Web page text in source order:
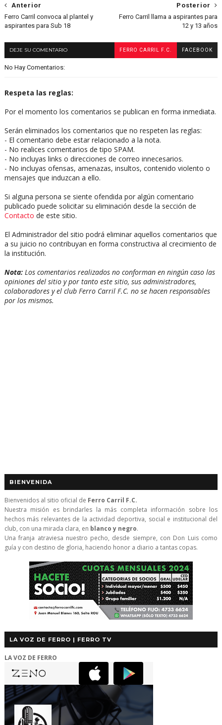
Posterior
Ferro Carril llama a aspirantes para
12 y 13 años
Anterior
Ferro Carril convoca al plantel y
aspirantes para Sub 18
DEJE SU COMENTARIO FERRO CARRIL F.C. FACEBOOK
No Hay Comentarios:
Respeta las reglas:
Por el momento los comentarios se publican en forma inmediata.
Serán eliminados los comentarios que no respeten las reglas:
- El comentario debe estar relacionado a la nota.
- No realices comentarios de tipo SPAM.
- No incluyas links o direcciones de correo innecesarios.
- No incluyas ofensas, amenazas, insultos, contenido violento o
mensajes que induzcan a ello.
Si alguna persona se siente ofendida por algún comentario
publicado puede solicitar su eliminación desde la sección de
Contacto de este sitio.
El Administrador del sitio podrá eliminar aquellos comentarios que
a su juicio no contribuyan en forma constructiva al crecimiento de
la institución.
Nota:Los comentarios realizados no conforman en ningún caso las
opiniones del sitio y por tanto este sitio, sus administradores,
colaboradores y el club Ferro Carril F.C. no se hacen responsables
por los mismos.
BIENVENIDA
Bienvenidos al sitio oficial de Ferro Carril F.C.
Nuestra misión es brindarles la más completa información sobre los
hechos más relevantes de la actividad deportiva, social e institucional del
club, con una mirada clara, en blanco y negro.
Una franja atraviesa nuestro pecho, desde siempre, con Don Luis como
guía y con destino de gloria, haciendo honor a diario a tantas copas.
LA VOZ DE FERRO | FERRO TV
LA VOZ DE FERRO